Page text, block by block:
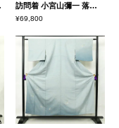
多色使い 訪問着 小宮山彌一 落款入り 縮緬 正絹 花柄 袷仕立て 身丈160.5cm 裄丈69.5cm リサイクル着物 着物 卒業式 ゆったりサイズ パーティー フォーマル 黒
¥69,800